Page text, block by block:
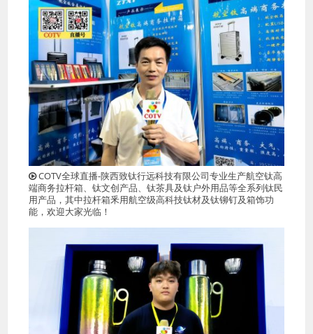
COTV全球直播-陕西致钛行远科技有限公司专业生产航空钛高
端商务拉杆箱、钛文创产品、钛茶具及钛户外用品等全系列钛民
用产品，其中拉杆箱釆用航空级高科技钛材及钛铆钉及箱饰功
能，欢迎大家光临！